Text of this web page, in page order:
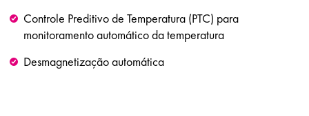
Controle Preditivo de Temperatura (PTC) para
monitoramento automático da temperatura
Desmagnetização automática